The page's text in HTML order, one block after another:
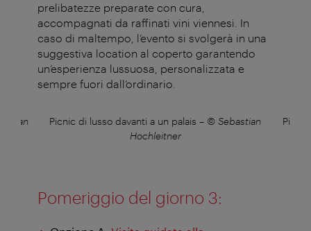
prelibatezze preparate con cura,
accompagnati da raffinati vini viennesi. In
caso di maltempo, l’evento si svolgerà in una
suggestiva location al coperto garantendo
un’esperienza lussuosa, personalizzata e
sempre fuori dall’ordinario
Picnic di lusso davanti a un palais – © Sebastian
Hochleitner
Pomeriggio del giorno 3: